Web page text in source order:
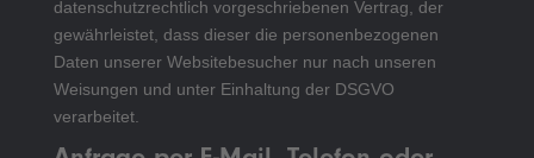
datenschutzrechtlich vorgeschriebenen Vertrag, der
gewährleistet, dass dieser die personenbezogenen
Daten unserer Websitebesucher nur nach unseren
Weisungen und unter Einhaltung der DSGVO
verarbeitet.